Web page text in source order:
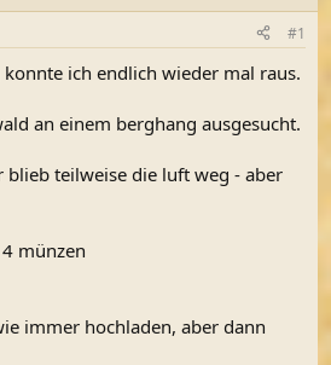
#1
ich endlich wieder mal raus.
an einem berghang ausgesucht.
teilweise die luft weg - aber
münzen
immer hochladen, aber dann